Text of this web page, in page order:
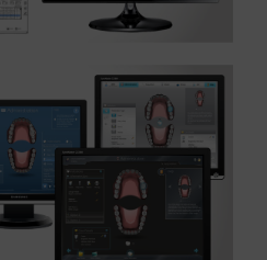
– Branche Medizin